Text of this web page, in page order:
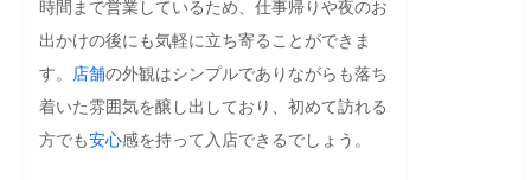
時間まで営業しているため、仕事帰りや夜のお
出かけの後にも気軽に立ち寄ることができま
す。
店舗の外観はシンプルでありながらも落ち
着いた雰囲気を醸し出しており、初めて訪れる
方でも安心感を持って入店できるでしょう。